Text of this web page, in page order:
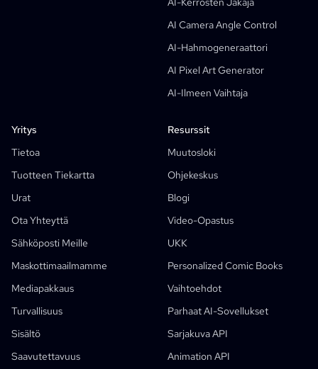
AI Camera Angle Control
AI-Hahmogeneraattori
AI Pixel Art Generator
AI-Ilmeen Vaihtaja
Yritys
Tietoa
Tuotteen Tiekartta
Urat
Ota Yhteyttä
Sähköposti Meille
Maskottimaailmamme
Mediapakkaus
Turvallisuus
Sisältö
Saavutettavuus
Resurssit
Muutosloki
Ohjekeskus
Blogi
Video-Opastus
UKK
Personalized Comic Books
Ominaisuudet
Vaihtoehdot
Parhaat AI-Sovellukset
Sarjakuva Se
Sarjakuva API
Animation API
Camera Angle Control
AI-Taustageneraattori
AI Image Style Transfer
AI Pose Generator
AI-Hahmogeneraattori
AI-Hahmosuunnittelu
AI-Animegeneraattori
AI Comic Factory
Lastenkirjan Tekijä
Generatiiviset Työnkulut
AI-Satukirjageneraattori